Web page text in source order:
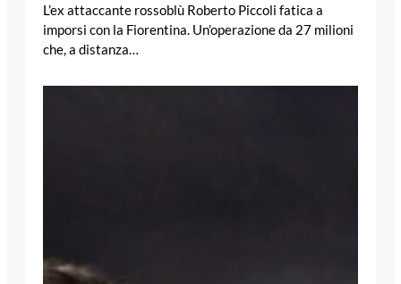
L’ex attaccante rossoblù Roberto Piccoli fatica a
imporsi con la Fiorentina. Un’operazione da 27 milioni
che, a distanza…